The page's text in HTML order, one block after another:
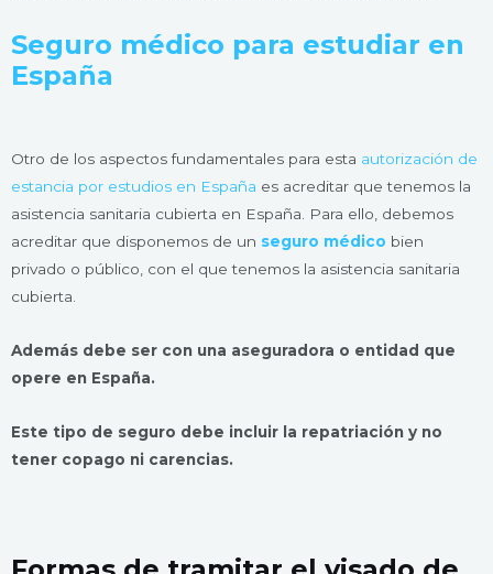
Seguro médico para estudiar en
España
Otro de los aspectos fundamentales para esta autorización de
estancia por estudios en España es acreditar que tenemos la
asistencia sanitaria cubierta en España. Para ello, debemos
acreditar que disponemos de un seguro médico bien
privado o público, con el que tenemos la asistencia sanitaria
cubierta.
Además debe ser con una aseguradora o entidad que
opere en España.
Este tipo de seguro debe incluir la repatriación y no
tener copago ni carencias.